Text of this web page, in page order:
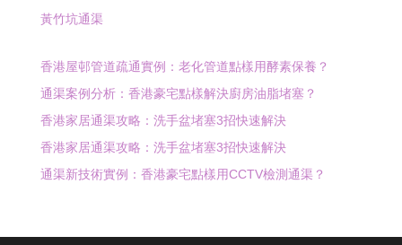
黃竹坑通渠
香港屋邨管道疏通實例：老化管道點樣用酵素保養？
通渠案例分析：香港豪宅點樣解決廚房油脂堵塞？
香港家居通渠攻略：洗手盆堵塞3招快速解決
香港家居通渠攻略：洗手盆堵塞3招快速解決
通渠新技術實例：香港豪宅點樣用CCTV檢測通渠？